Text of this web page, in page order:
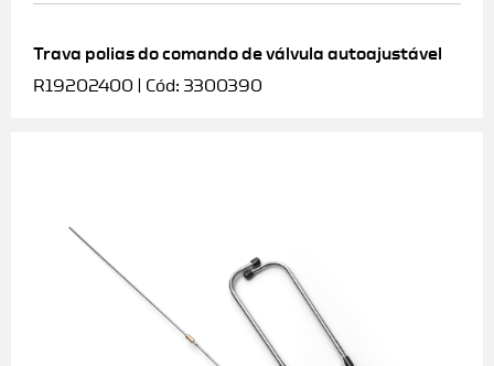
Trava polias do comando de válvula autoajustável
R19202400 | Cód: 3300390